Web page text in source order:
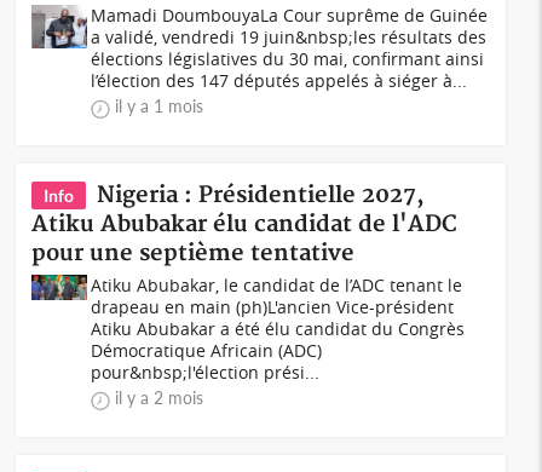
Mamadi DoumbouyaLa Cour suprême de Guinée
a validé, vendredi 19 juin&nbsp;les résultats des
élections législatives du 30 mai, confirmant ainsi
l’élection des 147 députés appelés à siéger à...
il y a 1 mois
Info
Nigeria : Présidentielle 2027,
Atiku Abubakar élu candidat de l'ADC
pour une septième tentative
Atiku Abubakar, le candidat de l’ADC tenant le
drapeau en main (ph)L'ancien Vice-président
Atiku Abubakar a été élu candidat du Congrès
Démocratique Africain (ADC)
pour&nbsp;l'élection prési...
il y a 2 mois